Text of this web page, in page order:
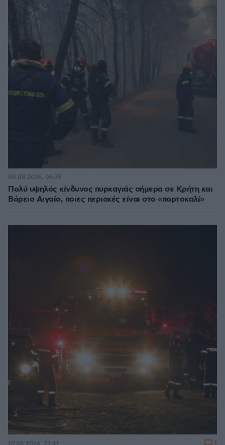
Πολύ υψηλός κίνδυνος πυρκαγιάς σήμερα σε Κρήτη και
Βόρειο Αιγαίο, ποιες περιοχές είναι στο «πορτοκαλί»
08.08.2026, 06:39
1